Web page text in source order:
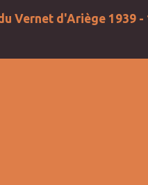
Vernet d'Ariège 1939 -